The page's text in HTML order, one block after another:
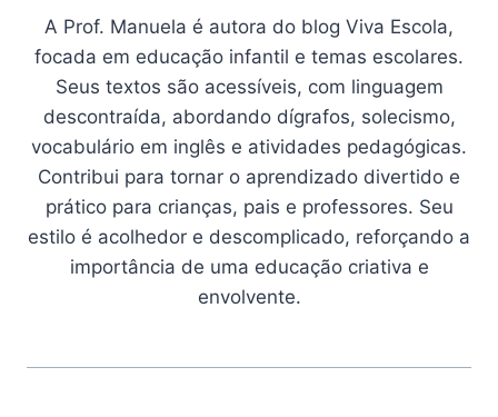
A Prof. Manuela é autora do blog Viva Escola,
focada em educação infantil e temas escolares.
Seus textos são acessíveis, com linguagem
descontraída, abordando dígrafos, solecismo,
vocabulário em inglês e atividades pedagógicas.
Contribui para tornar o aprendizado divertido e
prático para crianças, pais e professores. Seu
estilo é acolhedor e descomplicado, reforçando a
importância de uma educação criativa e
envolvente.